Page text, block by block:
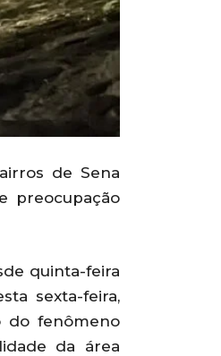
de Sena
preocupação
quinta-feira
sexta-feira,
do fenômeno
da área